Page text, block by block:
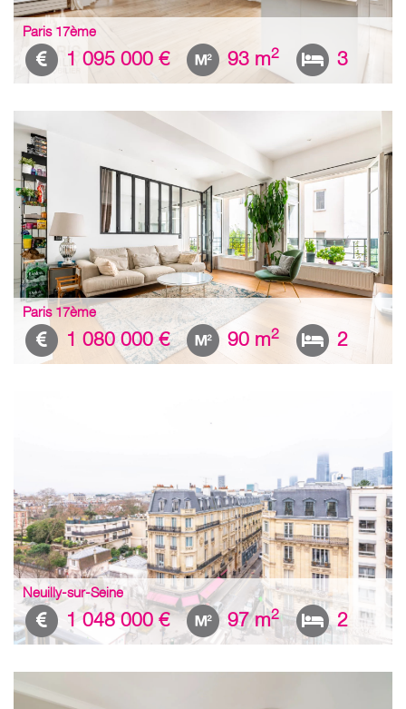
Paris 17ème
1 095 000 € 93 m2 3
Paris 17ème
1 080 000 € 90 m2 2
Neuilly-sur-Seine
1 048 000 € 97 m2 2